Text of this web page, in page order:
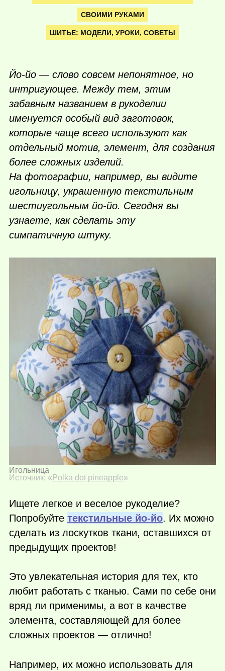
СВОИМИ РУКАМИ
ШИТЬЕ: МОДЕЛИ, УРОКИ, СОВЕТЫ
Йо-йо — слово совсем непонятное, но
интригующее. Между тем, этим
забавным названием в рукоделии
именуется особый вид заготовок,
которые чаще всего используют как
отдельный мотив, элемент, для создания
более сложных изделий.
На фотографии, например, вы видите
игольницу, украшенную текстильным
шестиугольным йо-йо. Сегодня вы
узнаете, как сделать эту
симпатичную штуку.
Игольница
Источник: « Polka dot pineapple»
Ищете легкое и веселое рукоделие?
Попробуйте текстильные йо-йо. Их можно
сделать из лоскутков ткани, оставшихся от
предыдущих проектов!
Это увлекательная история для тех, кто
любит работать с тканью. Сами по себе они
вряд ли применимы, а вот в качестве
элемента, составляющей для более
сложных проектов — отлично!
Например, их можно использовать для